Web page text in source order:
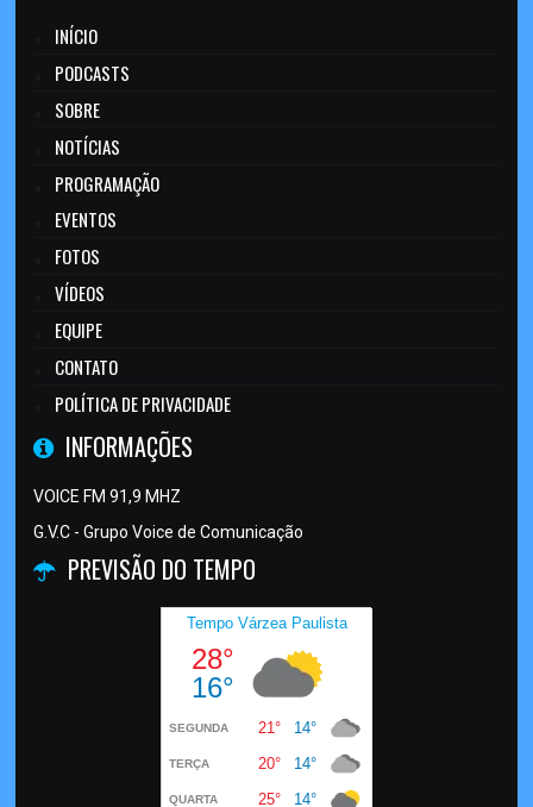
INÍCIO
PODCASTS
SOBRE
NOTÍCIAS
PROGRAMAÇÃO
EVENTOS
FOTOS
VÍDEOS
EQUIPE
CONTATO
POLÍTICA DE PRIVACIDADE
INFORMAÇÕES
VOICE FM 91,9 MHZ
G.V.C - Grupo Voice de Comunicação
PREVISÃO DO TEMPO